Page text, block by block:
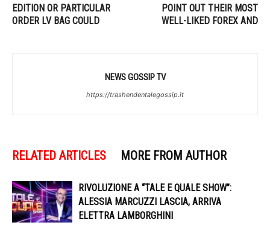
EDITION OR PARTICULAR
ORDER LV BAG COULD
POINT OUT THEIR MOST
WELL-LIKED FOREX AND
NEWS GOSSIP TV
https://trashendentalegossip.it
RELATED ARTICLES MORE FROM AUTHOR
RIVOLUZIONE A “TALE E QUALE SHOW”:
ALESSIA MARCUZZI LASCIA, ARRIVA
ELETTRA LAMBORGHINI